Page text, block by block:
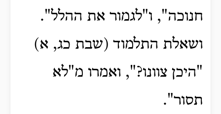
חנוכה", ו"לגמור את ההלל".
ושאלת התלמוד (שבת כג, א)
"היכן צוונו?", ואמרו מ"לא
תסור".